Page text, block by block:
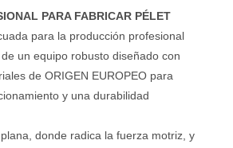
PARA FABRICAR PÉLET
para la producción profesional
un equipo robusto diseñado con
de ORIGEN EUROPEO para
y una durabilidad
donde radica la fuerza motriz, y